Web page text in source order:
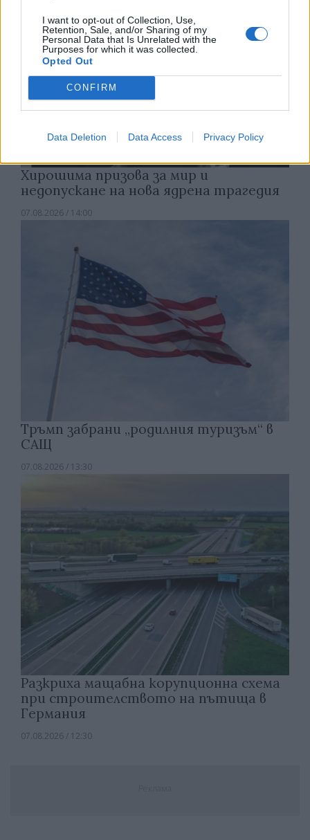
I want to opt-out of Collection, Use,
Retention, Sale, and/or Sharing of my
Personal Data that Is Unrelated with the
Purposes for which it was collected.
Opted Out
CONFIRM
Data Deletion Data Access Privacy Policy
Хирошима призова за мир и
недопускане на нова ядрена трагедия
07.08.2026 / 14:00
Тръмп забрани „родилния туризъм“ в
САЩ
07.08.2026 / 13:30
Разкриха мащабна корупционна схема
при строителството на пътища в
Германия
07.08.2026 / 12:30